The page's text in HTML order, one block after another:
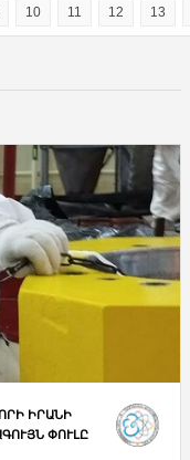
10 11 12 13
ԻՐԱՆԻ
ՓՈՒԼԸ